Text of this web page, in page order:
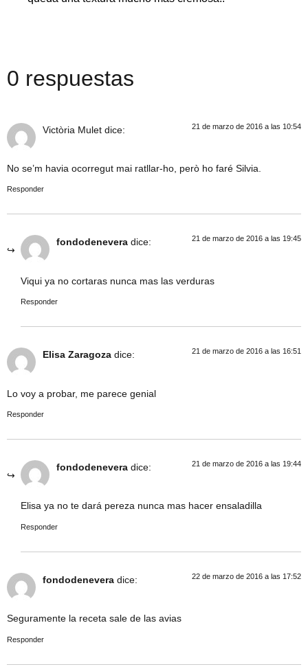
0 respuestas
Victòria Mulet dice: 21 de marzo de 2016 a las 10:54
No se’m havia ocorregut mai ratllar-ho, però ho faré Silvia.
Responder
fondodenevera dice: 21 de marzo de 2016 a las 19:45
Viqui ya no cortaras nunca mas las verduras
Responder
Elisa Zaragoza dice: 21 de marzo de 2016 a las 16:51
Lo voy a probar, me parece genial
Responder
fondodenevera dice: 21 de marzo de 2016 a las 19:44
Elisa ya no te dará pereza nunca mas hacer ensaladilla
Responder
fondodenevera dice: 22 de marzo de 2016 a las 17:52
Seguramente la receta sale de las avias
Responder